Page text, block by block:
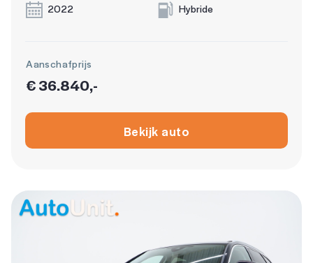
2022 Hybride
Aanschafprijs
€ 36.840,-
Bekijk auto